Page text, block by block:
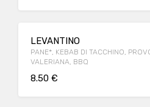
LEVANTINO
PANE*, KEBAB DI TACCHINO,
VALERIANA, BBQ
8.50 €